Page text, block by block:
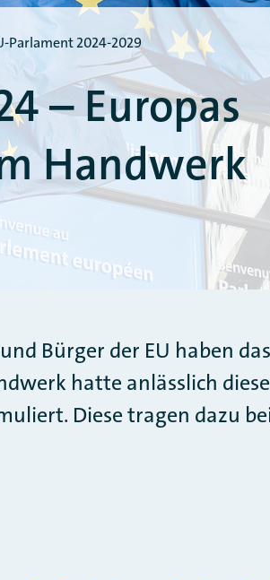
Parlament 2024-2029
– Europas
Handwerk
Bürger der EU haben
hatte anlässlich
Diese tragen dazu